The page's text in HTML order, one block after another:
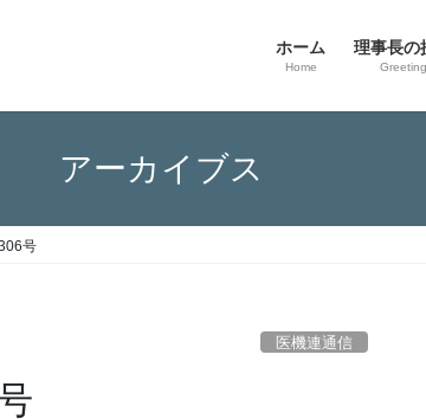
ホーム
Home
理事長の
Greeting
アーカイブス
号
医機連通信